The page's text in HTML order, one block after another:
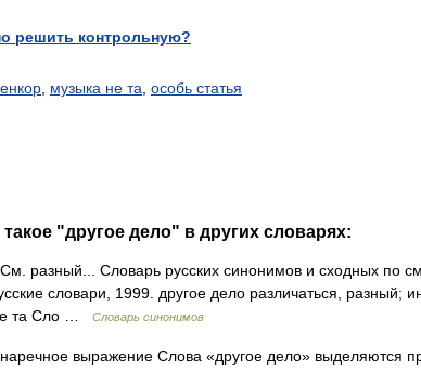
решить контрольную?
музыка не та особь статья
"другое дело" в других словарях:
разный... Словарь русских синонимов и сходных по
словари, 1999. другое дело различаться, разный;
та Сло …
Словарь синонимов
выражение Слова «другое дело» выделяются